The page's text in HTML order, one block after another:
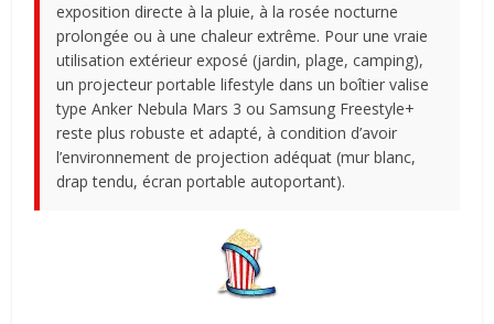
exposition directe à la pluie, à la rosée nocturne
prolongée ou à une chaleur extrême. Pour une vraie
utilisation extérieur exposé (jardin, plage, camping),
un projecteur portable lifestyle dans un boîtier valise
type Anker Nebula Mars 3 ou Samsung Freestyle+
reste plus robuste et adapté, à condition d’avoir
l’environnement de projection adéquat (mur blanc,
drap tendu, écran portable autoportant).